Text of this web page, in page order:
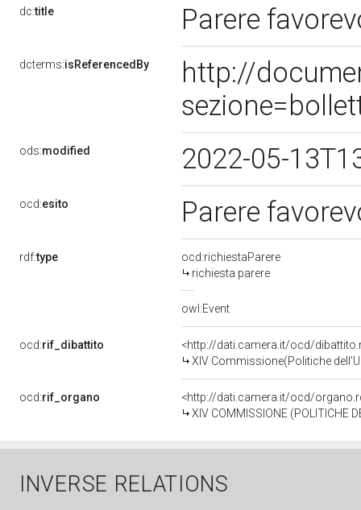
dc:title Parere
dcterms:isReferencedBy
http://
ods:modified 2022-05-
ocd:esito Parere
rdf:type
ocd:richiestaParere
richiesta parere
owl:Event
ocd:rif_dibattito
<http://dati.camera.it/ocd/
XIV Commissione(Politiche
ocd:rif_organo
<http://dati.camera.it/ocd/
XIV COMMISSIONE (POLITICHE
INVERSE RELATIONS